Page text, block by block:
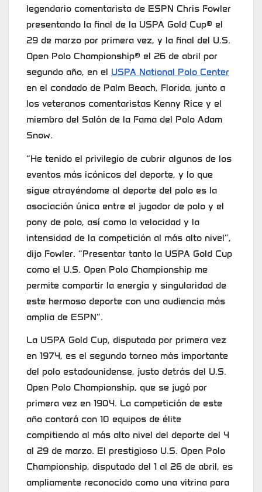
legendario comentarista de ESPN Chris Fowler
presentando la final de la USPA Gold Cup® el
29 de marzo por primera vez, y la final del U.S.
Open Polo Championship® el 26 de abril por
segundo año, en el USPA National Polo Center
en el condado de Palm Beach, Florida, junto a
los veteranos comentaristas Kenny Rice y el
miembro del Salón de la Fama del Polo Adam
Snow.
“He tenido el privilegio de cubrir algunos de los
eventos más icónicos del deporte, y lo que
sigue atrayéndome al deporte del polo es la
asociación única entre el jugador de polo y el
pony de polo, así como la velocidad y la
intensidad de la competición al más alto nivel”,
dijo Fowler. “Presentar tanto la USPA Gold Cup
como el U.S. Open Polo Championship me
permite compartir la energía y singularidad de
este hermoso deporte con una audiencia más
amplia de ESPN”.
La USPA Gold Cup, disputada por primera vez
en 1974, es el segundo torneo más importante
del polo estadounidense, justo detrás del U.S.
Open Polo Championship, que se jugó por
primera vez en 1904. La competición de este
año contará con 10 equipos de élite
compitiendo al más alto nivel del deporte del 4
al 29 de marzo. El prestigioso U.S. Open Polo
Championship, disputado del 1 al 26 de abril, es
ampliamente reconocido como una vitrina para